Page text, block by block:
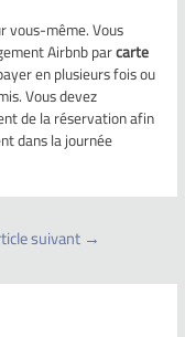
vous-même. Vous
Airbnb parcarte
en plusieurs fois ou
Vous devez
de la réservation afin
dans la journée
suivant →